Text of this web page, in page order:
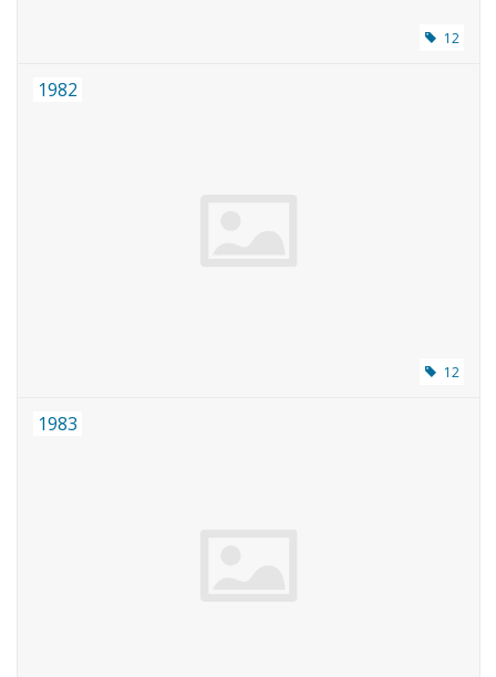
ABONNEMENT DER
12
1982
12
1983